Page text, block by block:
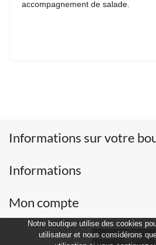
Notre boutique utilise des cookies
utilisateur et nous considérons
accompagnement de salade.
Informations sur votre
Informations
Mon compte